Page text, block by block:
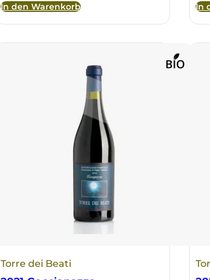
In den Warenkorb In
Torre dei Beati